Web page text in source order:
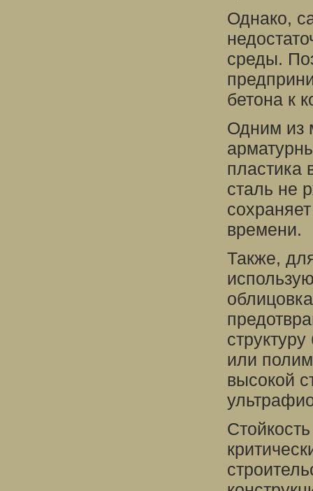
Однако,
среды.
бетона к
Одним из
пластика
сталь не
времени.
Также,
или
высокой